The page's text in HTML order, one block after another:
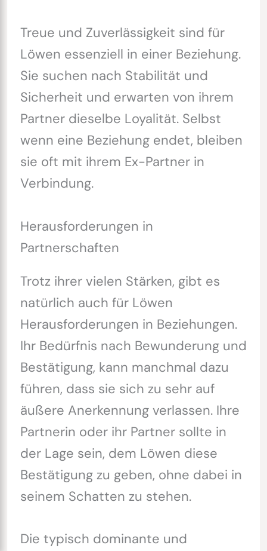
Treue und Zuverlässigkeit sind für
Löwen essenziell in einer Beziehung.
Sie suchen nach Stabilität und
Sicherheit und erwarten von ihrem
Partner dieselbe Loyalität. Selbst
wenn eine Beziehung endet, bleiben
sie oft mit ihrem Ex-Partner in
Verbindung.
Herausforderungen in
Partnerschaften
Trotz ihrer vielen Stärken, gibt es
natürlich auch für Löwen
Herausforderungen in Beziehungen.
Ihr Bedürfnis nach Bewunderung und
Bestätigung, kann manchmal dazu
führen, dass sie sich zu sehr auf
äußere Anerkennung verlassen. Ihre
Partnerin oder ihr Partner sollte in
der Lage sein, dem Löwen diese
Bestätigung zu geben, ohne dabei in
seinem Schatten zu stehen.
Die typisch dominante und